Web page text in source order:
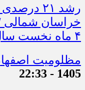
رشد ۲۱
۴ ماه نخست سال
مظلومیت
1405 - 22:33